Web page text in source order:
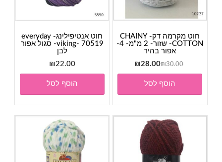
חוט אנטיפילינג- everyday
viking- 70519- סגול אפור
לבן
₪22.00
הוסף לסל
חוט מקרמה דק- CHAINY
COTTON- שזור- 2 מ"מ- 4-
אפור בהיר
₪30.00
המחיר
המקורי
היה:
₪30.00.
₪28.00
המחיר
הנוכחי
₪28.00.
הוסף לסל